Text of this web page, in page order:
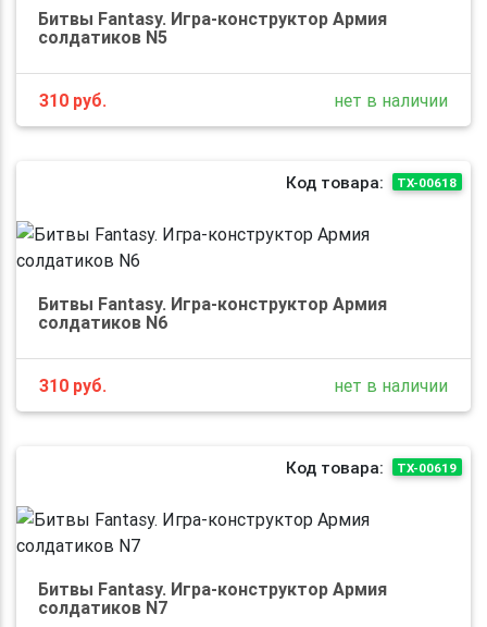
Битвы Fantasy. Игра-конструктор Армия
солдатиков N5
310 руб. нет в наличии
Код товара: TX-00618
Битвы Fantasy. Игра-конструктор Армия
солдатиков N6
310 руб. нет в наличии
Код товара: TX-00619
Битвы Fantasy. Игра-конструктор Армия
солдатиков N7